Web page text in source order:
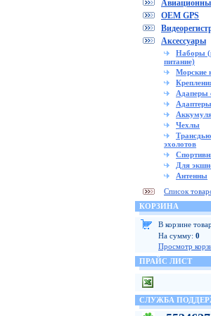
OEM GPS
Аксессуары
Наборы
питание)
Морские
Адаперы
Чехлы
эхолотов
Для
Антенны
Список
КОРЗИНА
В корзине
На сумму: 0
Просмотр
ПРАЙС ЛИСТ
СЛУЖБА